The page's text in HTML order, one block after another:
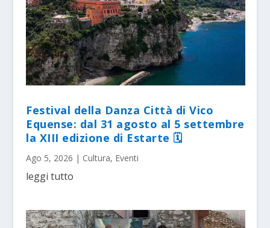
Festival della Danza Città di Vico
Equense: dal 31 agosto al 5 settembre
la XIII edizione di Estarte 🗓
Ago 5, 2026 | Cultura, Eventi
leggi tutto